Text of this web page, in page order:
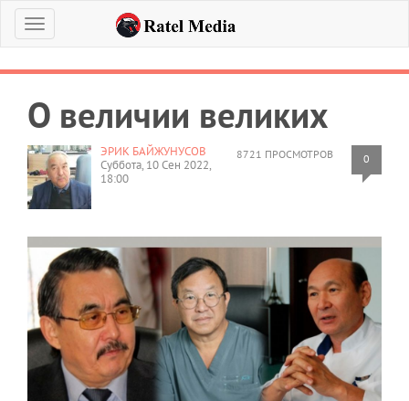
Меню
О величии великих
8721 ПРОСМОТРОВ 0
ЭРИК БАЙЖУНУСОВ
Суббота, 10 Сен 2022,
18:00